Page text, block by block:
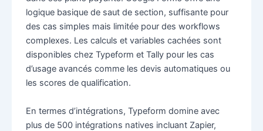
logique basique de saut de section, suffisante pour
des cas simples mais limitée pour des workflows
complexes. Les calculs et variables cachées sont
disponibles chez Typeform et Tally pour les cas
d’usage avancés comme les devis automatiques ou
les scores de qualification.
En termes d’intégrations, Typeform domine avec
plus de 500 intégrations natives incluant Zapier,